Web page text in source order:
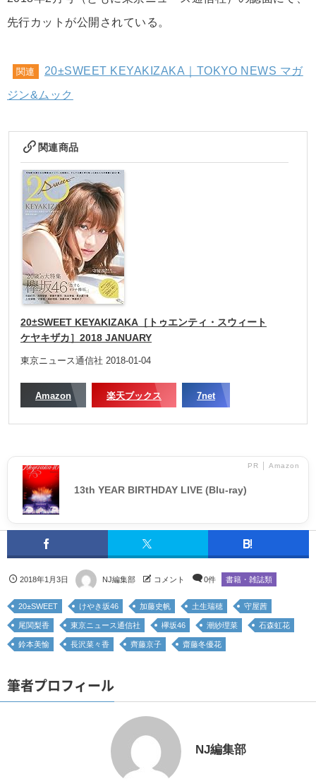
先行カットが公開されている。
関連
20±SWEET KEYAKIZAKA｜TOKYO NEWS マガ
ジン&ムック
関連商品
20±SWEET KEYAKIZAKA［トゥエンティ・スウィート
ケヤキザカ］2018 JANUARY
東京ニュース通信社 2018-01-04
Amazon 楽天ブックス 7net
PR │ Amazon
13th YEAR BIRTHDAY LIVE (Blu-ray)
2018年1月3日 NJ編集部 コメント 0件 書籍・雑誌類
20±SWEET けやき坂46 加藤史帆 土生瑞穂 守屋茜
尾関梨香 東京ニュース通信社 欅坂46 潮紗理菜 石森虹花
鈴本美愉 長沢菜々香 齊藤京子 齋藤冬優花
筆者プロフィール
NJ編集部